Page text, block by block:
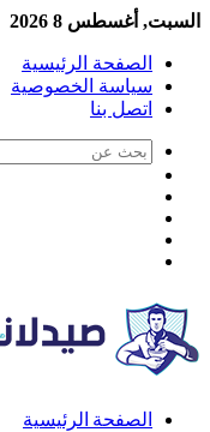
السبت, أغسطس 8 2026
الصفحة الرئيسية
سياسة الخصوصية
اتصل بنا
الصفحة الرئيسية